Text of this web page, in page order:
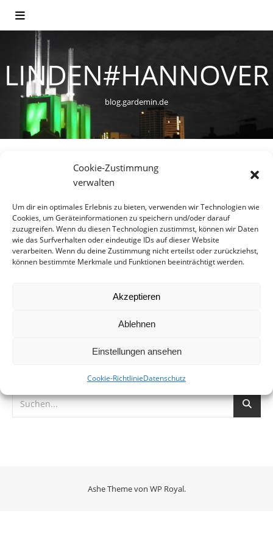
Cookie-Zustimmung
verwalten
Um dir ein optimales Erlebnis zu bieten, verwenden wir Technologien wie
Cookies, um Geräteinformationen zu speichern und/oder darauf
zuzugreifen. Wenn du diesen Technologien zustimmst, können wir Daten
wie das Surfverhalten oder eindeutige IDs auf dieser Website
verarbeiten. Wenn du deine Zustimmung nicht erteilst oder zurückziehst,
können bestimmte Merkmale und Funktionen beeinträchtigt werden.
Akzeptieren
Ablehnen
Einstellungen ansehen
Cookie-RichtlinieDatenschutz
LINDEN#HANNOVER
blog.gardemin.de
Nichts gefunden!
Zu deinen Suchbegriffen gibt es leider keine passenden
Ergebnisse. Bitte versuche es mit anderen Suchbegriffen
Ashe Theme von WP Royal.